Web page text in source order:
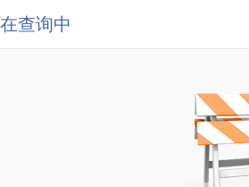
查询中